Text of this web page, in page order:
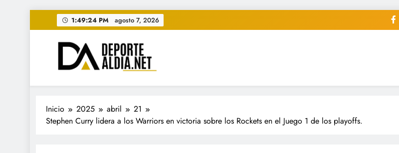
al
contenido
1:49:26 PM agosto 7, 2026
• DEPORTE AL DIA • "Periodico Deportivo Digital"
www.deportealdia.net #deportealdia #deportealdiard #deportealdiaperiodico
Inicio 2025 abril
21
Stephen Curry lidera a los Warriors en victoria sobre los Rockets en el Juego 1 de los playoffs.